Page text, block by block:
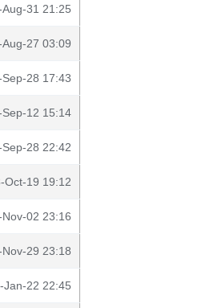
Aug-31 21:25
Aug-27 03:09
Sep-28 17:43
Sep-12 15:14
Sep-28 22:42
Oct-19 19:12
Nov-02 23:16
Nov-29 23:18
Jan-22 22:45